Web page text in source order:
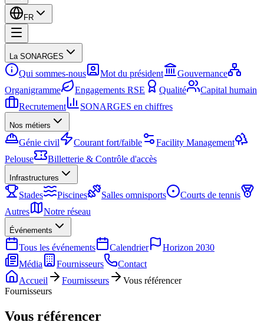
FR
La SONARGES
Qui sommes-nous Mot du président
Gouvernance
Organigramme
Engagements RSE Qualité
Capital humain
Recrutement
SONARGES en chiffres
Nos métiers
Génie civil Courant fort/faible
Facility Management
Pelouse
Billetterie & Contrôle d'accès
Infrastructures
Stades Piscines Salles omnisports
Courts de tennis
Autres
Notre réseau
Événements
Tous les événements Calendrier
Horizon 2030
Média
Fournisseurs
Contact
Accueil
Fournisseurs
Vous référencer
Fournisseurs
Vous référencer